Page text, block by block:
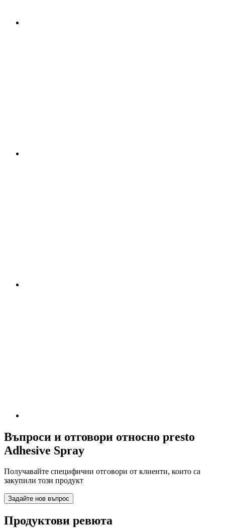
Въпроси и отговори относно presto
Adhesive Spray
Получавайте специфични отговори от клиенти, които са
закупили този продукт
Задайте нов въпрос
Продуктови ревюта